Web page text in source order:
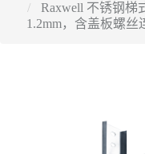
Raxwell 不锈钢梯
1.2mm，含盖板螺丝